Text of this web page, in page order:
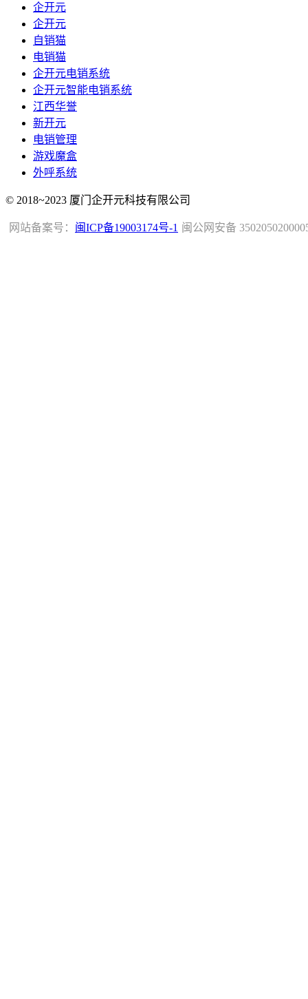
企开元
企开元
自销猫
电销猫
企开元电销系统
企开元智能电销系统
江西华誉
新开元
电销管理
游戏魔盒
外呼系统
© 2018~2023 厦门企开元科技有限公司
闽公网安备
网站备案号： 闽ICP备19003174号-1